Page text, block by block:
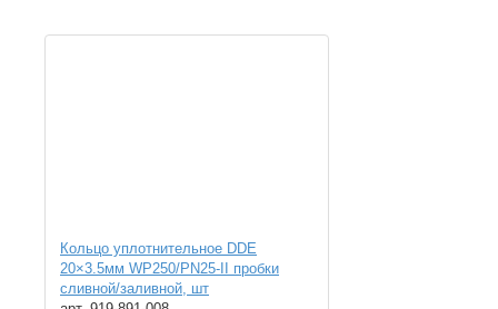
Кольцо уплотнительное DDE
20×3.5мм WP250/PN25-II пробки
сливной/заливной, шт